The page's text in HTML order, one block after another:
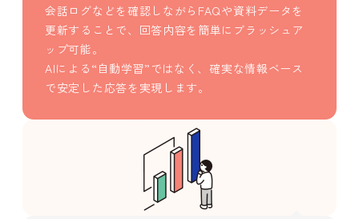
会話ログなどを確認しながらFAQや資料データを
更新することで、回答内容を簡単にブラッシュア
ップ可能。
AIによる“自動学習”ではなく、確実な情報ベース
で安定した応答を実現します。